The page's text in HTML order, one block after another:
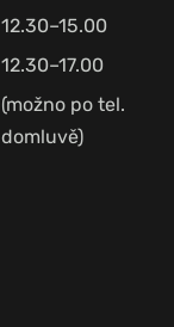
12.30–15.00
12.30–17.00
(možno po tel.
domluvě)